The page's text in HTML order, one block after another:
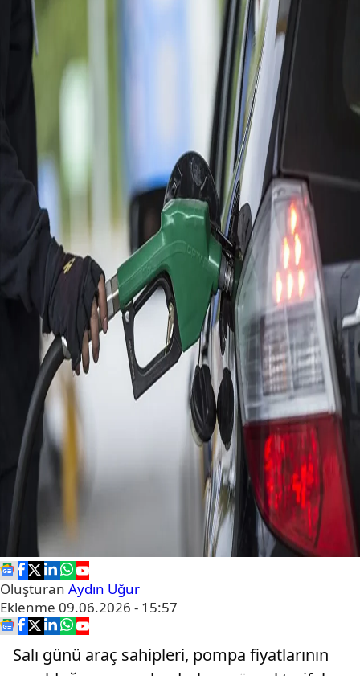
Oluşturan Aydın Uğur
Eklenme 09.06.2026 - 15:57
Salı günü araç sahipleri, pompa fiyatlarının